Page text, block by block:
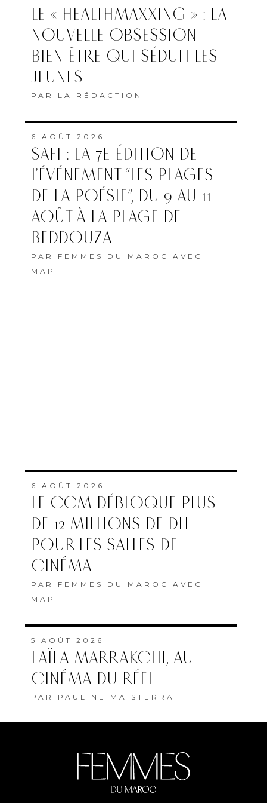
LE « HEALTHMAXXING » : LA
NOUVELLE OBSESSION
BIEN-ÊTRE QUI SÉDUIT LES
JEUNES
PAR LA RÉDACTION
6 AOÛT 2026
SAFI : LA 7E ÉDITION DE
L’ÉVÉNEMENT “LES PLAGES
DE LA POÉSIE”, DU 9 AU 11
AOÛT À LA PLAGE DE
BEDDOUZA
PAR FEMMES DU MAROC AVEC
MAP
6 AOÛT 2026
LE CCM DÉBLOQUE PLUS
DE 12 MILLIONS DE DH
POUR LES SALLES DE
CINÉMA
PAR FEMMES DU MAROC AVEC
MAP
5 AOÛT 2026
LAÏLA MARRAKCHI, AU
CINÉMA DU RÉEL
PAR PAULINE MAISTERRA